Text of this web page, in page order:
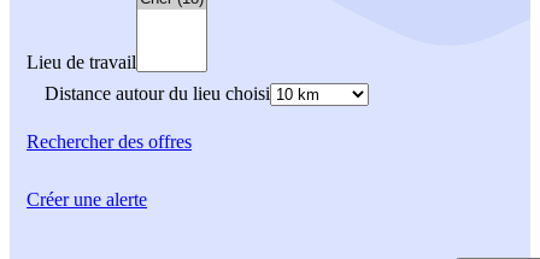
Lieu de travail
Distance autour du lieu choisi
Rechercherdes offres
Créer une alerte